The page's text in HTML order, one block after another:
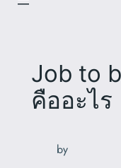
Job to
คืออะไร
by